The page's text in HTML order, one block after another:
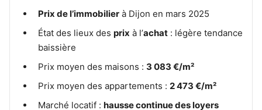
Prix de l’immobilier à Dijon en mars 2025
État des lieux des prix à l’achat : légère tendance
baissière
Prix moyen des maisons : 3 083 €/m²
Prix moyen des appartements : 2 473 €/m²
Marché locatif : hausse continue des loyers